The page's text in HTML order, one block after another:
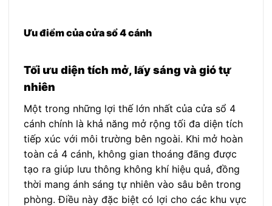
Ưu điểm của cửa sổ 4 cánh
Tối ưu diện tích mở, lấy sáng và gió tự
nhiên
Một trong những lợi thế lớn nhất của cửa sổ 4
cánh chính là khả năng mở rộng tối đa diện tích
tiếp xúc với môi trường bên ngoài. Khi mở hoàn
toàn cả 4 cánh, không gian thoáng đãng được
tạo ra giúp lưu thông không khí hiệu quả, đồng
thời mang ánh sáng tự nhiên vào sâu bên trong
phòng. Điều này đặc biệt có lợi cho các khu vực